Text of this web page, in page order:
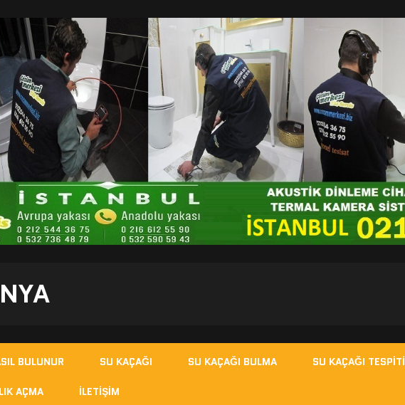
BULUNUR SU KAÇAĞI SU KAÇAĞI BULMA SU KAÇAĞI TESPITI
AÇMA İLETIŞIM